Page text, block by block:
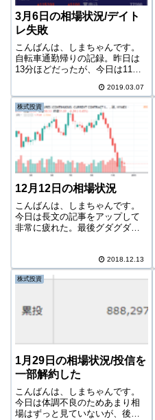
3月6日の相場状況/デイト
レ失敗
こんばんは、しまちゃんです。
自転車通勤帰りの記録。昨日は
13分ほどだったが、今日は11分
トボタンを押すのが遅かったけ
ど。帰りは前半いかに信号にか
からずに進めるかと、後半の
1kmちょっとの登りをいかにバ
テずに登りき...
2019.03.07
株式投資
12月12日の相場状況
こんばんは、しまちゃんです。
今日は長文の記事をアップして
非常に疲れた。最後グダグダに
昇だった。理由はどうでもい
い。どうせ下がっても上がって
もそれらしい理由は評論家が準
2018.12.13
株式投資
1月29日の相場状況/投信を
一部解約した
こんばんは、しまちゃんです。
今日は体調不良のためあまり相
場はずっと見ていないが、後場